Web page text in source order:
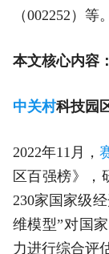
（002252）等。
本文核心内容：
中关村科技园
2022年11月，
区百强榜》，
230家国家级
维模型”对国
力进行综合评